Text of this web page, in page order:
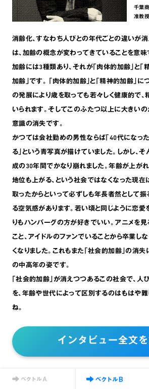
千葉
准教
消齢化､すなわち人びとの年代ごとの違いが消
は､加齢の概念が変わってきていることを意味
加齢には3種類あり､それが｢肉体的加齢｣と｢
加齢｣です。 ｢肉体的加齢｣と｢精神的加齢｣に
の発展により歳を取っても若々しく健康的で､
いられます。そしてこのふたつ以上に大きい
意識の消失です。
かつては会社勤めの男性ならば｢40代になっ
る｣という青写真が描けていました。しかし､
成の30年間でかなり崩れました。年齢が上が
地位も上がる､という社会ではなくなった現在
取ったからといって必ずしも年長者然として振
る空気感があります。若い頃と同じように恋愛
りもハンバーグの方が好きでいい。アニメを
こと､アイドルのファンでいることから卒業し
くなりました。これもまた｢社会的加齢｣の消
の中高年の姿です。
｢社会的加齢｣が消えつつあるこの社会で､人
を､年齢や世代によって区別するのはもはや
ね。
インタビュー全文